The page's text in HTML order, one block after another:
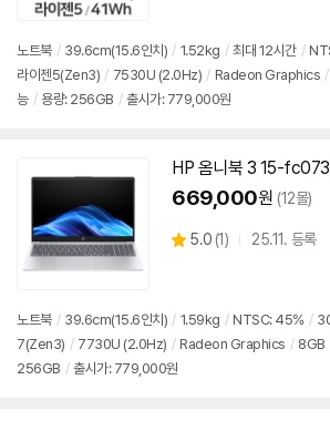
뷰
노트북 / 39.6cm(15.6인치) / 1.52kg / 최대 12시간 /
라이젠5(Zen3) / 7530U (2.0Hz) / Radeon Graphics /
능 / 용량: 256GB / 출시가: 779,000원
HP 옴니북 3 15-
669,000원 (12몰)
별
5.0 (상
뷰
1) 25.11. 등록
노트북 / 39.6cm(15.6인치) / 1.59kg / NTSC: 45% /
7(Zen3) / 7730U (2.0Hz) / Radeon Graphics / 8GB
256GB / 출시가: 779,000원